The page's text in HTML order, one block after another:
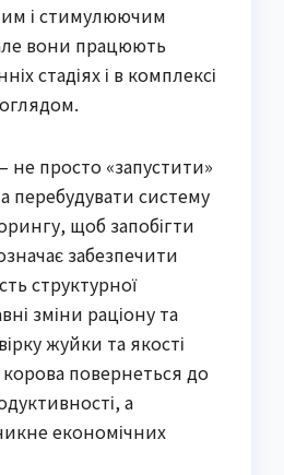
і стимулюючим
вони працюють
стадіях і в комплексі
просто «запустити»
перебудувати систему
щоб запобігти
забезпечити
структурної
зміни раціону та
жуйки та якості
корова повернеться до
а
економічних